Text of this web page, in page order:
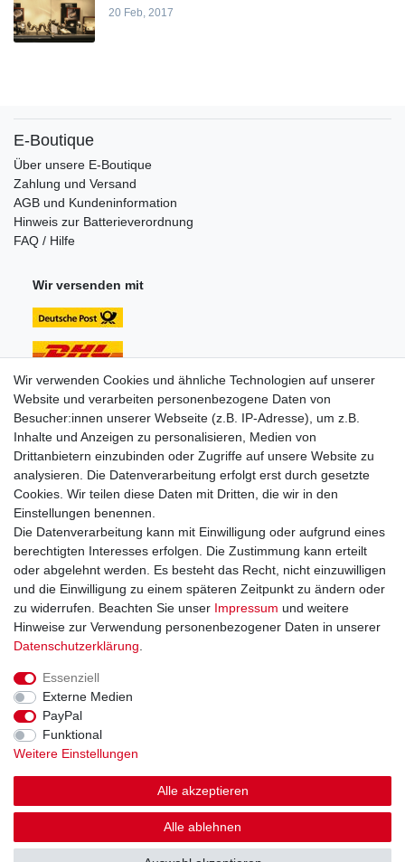
20 Feb, 2017
E-Boutique
Über unsere E-Boutique
Zahlung und Versand
AGB und Kundeninformation
Hinweis zur Batterieverordnung
FAQ / Hilfe
Wir versenden mit
Unsere Zahlungsarten:
Sie erreichen uns unter:
+49 (0)681 5846576
Montag bis Freitag
9.00 - 16.00 Uhr
Impressum
Widerrufs­recht
Wir verwenden Cookies und ähnliche Technologien auf unserer
Website und verarbeiten personenbezogene Daten von
Besucher:innen unserer Webseite (z.B. IP-Adresse), um z.B.
Inhalte und Anzeigen zu personalisieren, Medien von
Drittanbietern einzubinden oder Zugriffe auf unsere Website zu
analysieren. Die Datenverarbeitung erfolgt erst durch gesetzte
Cookies. Wir teilen diese Daten mit Dritten, die wir in den
Einstellungen benennen.
Die Datenverarbeitung kann mit Einwilligung oder aufgrund eines
berechtigten Interesses erfolgen. Die Zustimmung kann erteilt
oder abgelehnt werden. Es besteht das Recht, nicht einzuwilligen
und die Einwilligung zu einem späteren Zeitpunkt zu ändern oder
zu widerrufen. Beachten Sie unser Impressum und weitere
Hinweise zur Verwendung personenbezogener Daten in unserer
Daten­schutz­erklärung
Essenziell
Externe Medien
PayPal
Funktional
Weitere Einstellungen
Alle akzeptieren
Alle ablehnen